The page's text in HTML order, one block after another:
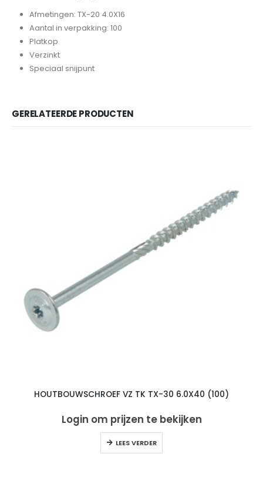
Afmetingen: TX-20 4.0X16
Aantal in verpakking: 100
Platkop
Verzinkt
Speciaal snijpunt
GERELATEERDE PRODUCTEN
HOUTBOUWSCHROEF VZ TK TX-30 6.0X40 (100)
Login om prijzen te bekijken
LEES VERDER